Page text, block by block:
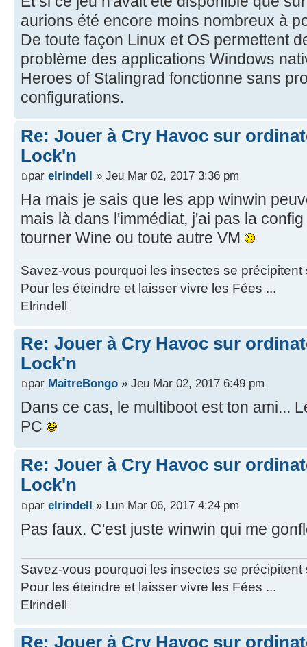
aurions été encore moins nombreux à
De toute façon Linux et OS permettent
problème des applications Windows
Heroes of Stalingrad fonctionne sans
configurations.
Re: Jouer à Cry Havoc sur
Lock'n
par elrindell » Jeu Mar 02, 2017 3:36 pm
Ha mais je sais que les app winwin
mais là dans l'immédiat, j'ai pas la
tourner Wine ou toute autre VM
Savez-vous pourquoi les insectes se
Pour les éteindre et laisser vivre les Fées ...
Elrindell
Re: Jouer à Cry Havoc sur
Lock'n
par MaitreBongo » Jeu Mar 02, 2017 6:49 pm
Dans ce cas, le multiboot est ton ami...
PC
Re: Jouer à Cry Havoc sur
Lock'n
par elrindell » Lun Mar 06, 2017 4:24 pm
Pas faux. C'est juste winwin qui me
Savez-vous pourquoi les insectes se
Pour les éteindre et laisser vivre les Fées ...
Elrindell
Re: Jouer à Cry Havoc sur